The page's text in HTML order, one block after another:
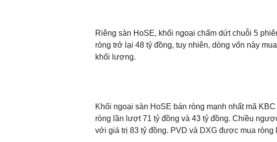
Riêng sàn HoSE, khối ngoại chấm dứt chuỗi 5
ròng trở lại 48 tỷ đồng, tuy nhiên, dòng vốn này
khối lượng.
Khối ngoại sàn HoSE bán ròng mạnh nhất mã
ròng lần lượt 71 tỷ đồng và 43 tỷ đồng. Chiều
với giá trị 83 tỷ đồng. PVD và DXG được mua ròng